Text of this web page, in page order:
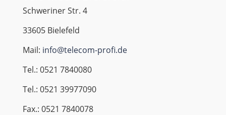
Schweriner Str. 4
33605 Bielefeld
Mail: info@telecom-profi.de
Tel.: 0521 7840080
Tel.: 0521 39977090
Fax.: 0521 7840078